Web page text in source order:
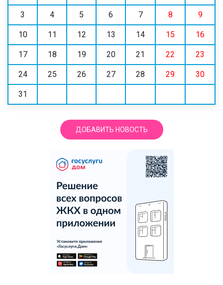
3 4 5 6 7 8 9
10 11 12 13 14 15 16
17 18 19 20 21 22 23
24 25 26 27 28 29 30
31
ДОБАВИТЬ НОВОСТЬ